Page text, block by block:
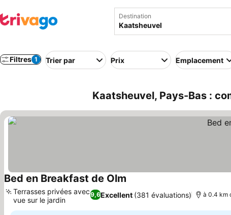
Destination
Filtres 1 Trier par Prix Emplacement
Kaatsheuvel, Pays-Bas :
Bed en Breakfast de Olm
9,6Excellent (381 évaluations)
Terrasses privées avec
vue sur le jardin
à 0.4 km